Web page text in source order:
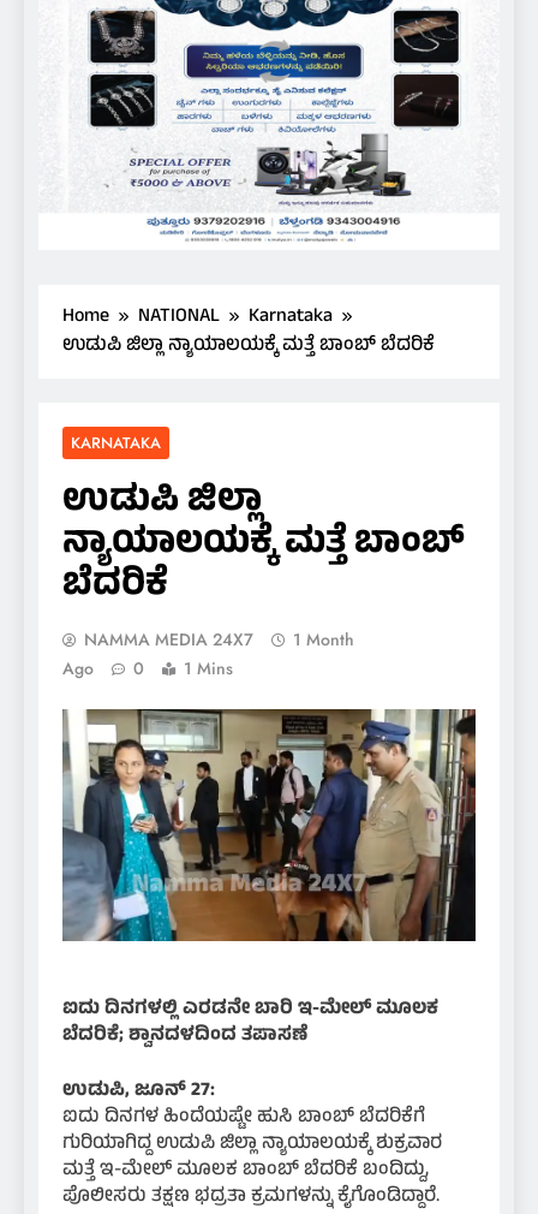
Home NATIONAL
Karnataka
ಉಡುಪಿ ಜಿಲ್ಲಾ ನ್ಯಾಯಾಲಯಕ್ಕೆ ಮತ್ತೆ ಬಾಂಬ್ ಬೆದರಿಕೆ
KARNATAKA
ಉಡುಪಿ ಜಿಲ್ಲಾ
ನ್ಯಾಯಾಲಯಕ್ಕೆ ಮತ್ತೆ ಬಾಂಬ್
ಬೆದರಿಕೆ
NAMMA MEDIA 24X7
1 Month
Ago
0 1 Mins
ಐದು ದಿನಗಳಲ್ಲಿ ಎರಡನೇ ಬಾರಿ ಇ-ಮೇಲ್ ಮೂಲಕ
ಬೆದರಿಕೆ; ಶ್ವಾನದಳದಿಂದ ತಪಾಸಣೆ
ಉಡುಪಿ, ಜೂನ್ 27:
ಐದು ದಿನಗಳ ಹಿಂದೆಯಷ್ಟೇ ಹುಸಿ ಬಾಂಬ್ ಬೆದರಿಕೆಗೆ
ಗುರಿಯಾಗಿದ್ದ ಉಡುಪಿ ಜಿಲ್ಲಾ ನ್ಯಾಯಾಲಯಕ್ಕೆ ಶುಕ್ರವಾರ
ಮತ್ತೆ ಇ-ಮೇಲ್ ಮೂಲಕ ಬಾಂಬ್ ಬೆದರಿಕೆ ಬಂದಿದ್ದು,
ಪೊಲೀಸರು ತಕ್ಷಣ ಭದ್ರತಾ ಕ್ರಮಗಳನ್ನು ಕೈಗೊಂಡಿದ್ದಾರೆ.